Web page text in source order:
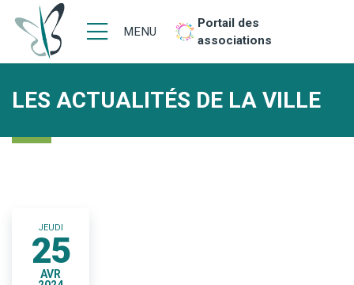
MENU
Portail des
associations
LES ACTUALITÉS DE LA VILLE
JEUDI
25
AVR